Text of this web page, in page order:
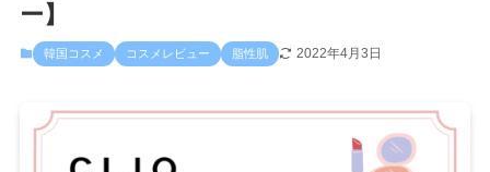
ー】
韓国コスメ コスメレビュー 脂性肌 2022年4月3日